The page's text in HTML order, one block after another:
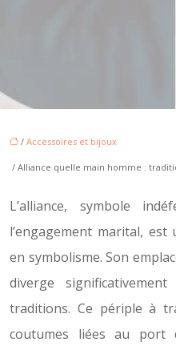
/ Accessoires et bijoux
/ Alliance quelle main homme :
L’alliance, symbole
l’engagement marital,
en symbolisme. Son
diverge
traditions. Ce périple à
coutumes liées au port